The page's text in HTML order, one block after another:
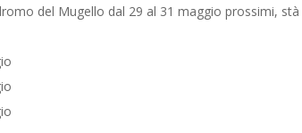
del Mugello dal 29 al 31 maggio prossimi, stà